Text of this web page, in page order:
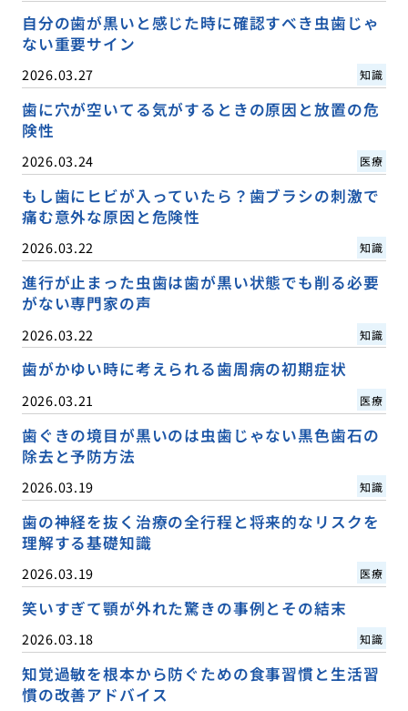
自分の歯が黒いと感じた時に確認すべき虫歯じゃ
ない重要サイン
2026.03.27 知識
歯に穴が空いてる気がするときの原因と放置の危
険性
2026.03.24 医療
もし歯にヒビが入っていたら？歯ブラシの刺激で
痛む意外な原因と危険性
2026.03.22 知識
進行が止まった虫歯は歯が黒い状態でも削る必要
がない専門家の声
2026.03.22 知識
歯がかゆい時に考えられる歯周病の初期症状
2026.03.21 医療
歯ぐきの境目が黒いのは虫歯じゃない黒色歯石の
除去と予防方法
2026.03.19 知識
歯の神経を抜く治療の全行程と将来的なリスクを
理解する基礎知識
2026.03.19 医療
笑いすぎて顎が外れた驚きの事例とその結末
2026.03.18 知識
知覚過敏を根本から防ぐための食事習慣と生活習
慣の改善アドバイス